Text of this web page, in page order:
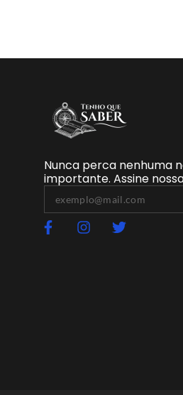
Nunca perca nenhuma
importante. Assine